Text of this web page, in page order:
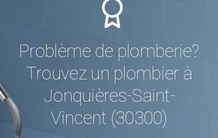
Problème de plomberie?
Trouvez un plombier à
Jonquières-Saint-
Vincent (30300)